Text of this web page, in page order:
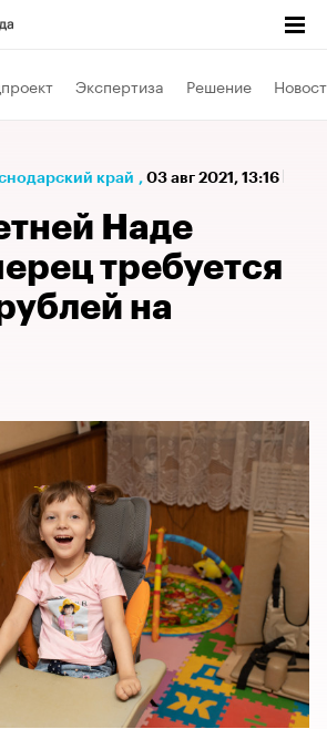
Экспертиза Решение
край , 03 авг 2021, 13:16
Наде
требуется
на